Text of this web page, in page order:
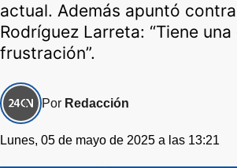
actual. Además apuntó
Rodríguez Larreta: “Tiene
frustración”.
Por Redacción
Lunes, 05 de mayo de 2025 a las 13:21